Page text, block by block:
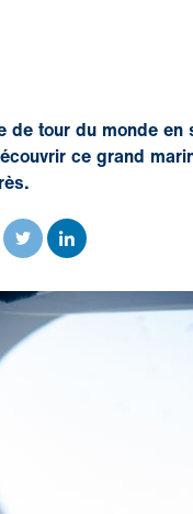
tour du monde en
ce grand